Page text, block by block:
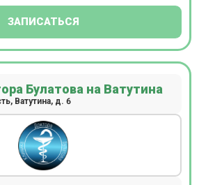
ЗАПИСАТЬСЯ
Булатова на Ватутина
Ватутина, д. 6